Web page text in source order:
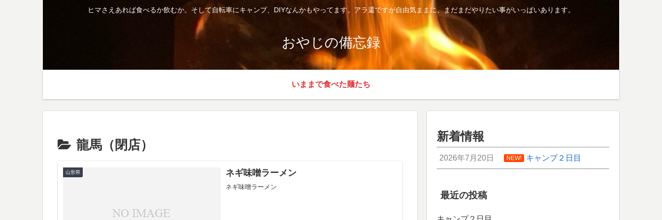
ヒマさえあれば食べるか飲むか。そして自転車にキャンプ、DIYなんかもやってます。アラ還ですが自由気ままに、まだまだやりたい事がいっぱいあります。
おやじの備忘録
いままで食べた麺たち
龍馬（閉店）
山形県 ネギ味噌ラーメン
ネギ味噌ラーメン
新着情報
2026年7月20日 NEW! キャンプ２日目
最近の投稿